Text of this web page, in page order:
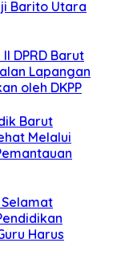
Barito Utara
DPRD Barut
Lapangan
oleh DKPP
Barut
Melalui
Selamat
Harus